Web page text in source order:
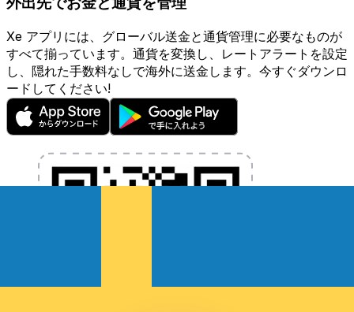
Xe アプリには、グローバル送金と通貨管理に必要なものが
すべて揃っています。通貨を変換し、レートアラートを設定
し、隠れた手数料なしで海外に送金します。今すぐダウンロ
ードしてください!